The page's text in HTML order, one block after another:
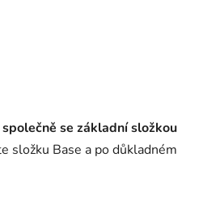
společně se základní složkou
složku Base a po důkladném